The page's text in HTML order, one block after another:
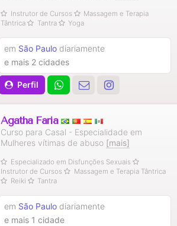
Instrutor de Cursos
Massagem e Terapia
Tântrica
Tantra Yoga
Perfil
em São Paulo diariamente
e mais 2 cidades
Ágatha Faria
Curso para Casal - Especialidade em
Mulheres vítimas de abuso [mais]
Especializado em Disfunções Sexuais
Instrutor de Cursos
Massagem e Terapia Tântrica
Reiki
Tantra
em São Paulo diariamente
e mais 1 cidade